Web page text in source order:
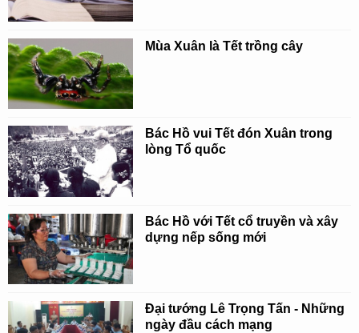
Mùa Xuân là Tết trồng cây
Bác Hồ vui Tết đón Xuân trong
lòng Tổ quốc
Bác Hồ với Tết cổ truyền và xây
dựng nếp sống mới
Đại tướng Lê Trọng Tấn - Những
ngày đầu cách mạng